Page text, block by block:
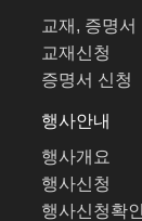
교재, 증명서
교재신청
증명서 신청
행사안내
행사개요
행사신청
행사신청확인